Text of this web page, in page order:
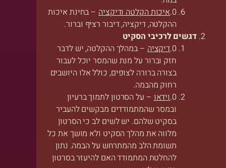
איכות הקלטה ודיקציה– בחינת איכות
ההקלטה, דיקציה, דיבור רציף וברור.
דגשים לרכיבי הסקיט
דיקציה– במהלך ההקלטה, יש לדבר
חזק וברור על מנת שהמסר יוכל לעבור
בצורה ברורה לצופים, כולל אלו היושבים
רחוק מהבמה.
וידאו– על הסרטון לתמוך ברעיון
ובמסר שהמתמודדים מבקשים להעביר
בסקיט שלהם. יש לשים לב כי הסרטון
מלווה את מהלך הסקיט ולא מושך את כל
תשומת הלב מהמתרחש על הבמה. נתון
להחלטת המתמודד האם להיעזר בסרטון